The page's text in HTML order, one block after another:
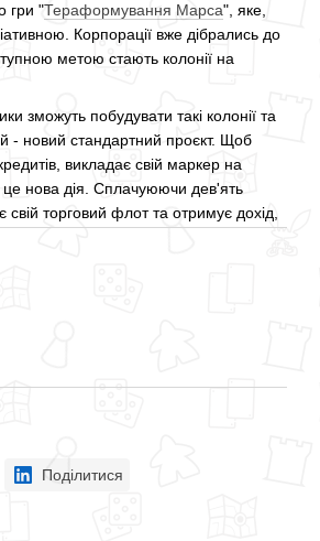
гри "Тераформування Марса", яке,
Корпорації вже дібрались до
метою стають колонії на
зможуть побудувати такі колонії та
- новий стандартний проєкт. Щоб
викладає свій маркер на
- це нова дія. Сплачуюючи дев'ять
свій торговий флот та отримує дохід,
Поділитися